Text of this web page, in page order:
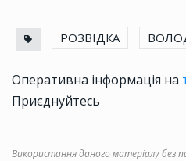
РОЗВІДКА
Оперативна інформація на
Приєднуйтесь
Використання даного матеріалу без